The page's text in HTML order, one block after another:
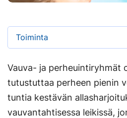
Toiminta
Vauva- ja perheuintiryhmät
tutustuttaa perheen pienin
tuntia kestävän
vauvantahtisessa leikissä,